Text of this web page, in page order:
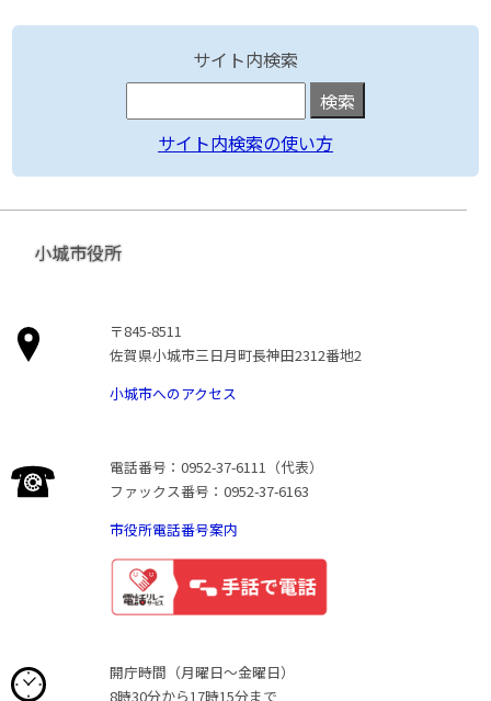
サイト内検索
サイト内検索の使い方
小城市役所
〒845-8511
佐賀県小城市三日月町長神田2312番地2
小城市へのアクセス
電話番号：0952-37-6111（代表）
ファックス番号：0952-37-6163
市役所電話番号案内
開庁時間（月曜日〜金曜日）
8時30分から17時15分まで